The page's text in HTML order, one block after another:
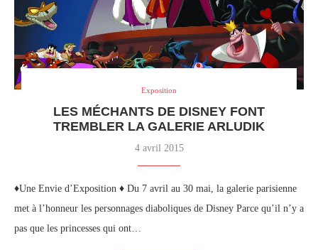
Exposition
LES MÉCHANTS DE DISNEY FONT
TREMBLER LA GALERIE ARLUDIK
4 avril 2015
♦Une Envie d’Exposition ♦ Du 7 avril au 30 mai, la galerie parisienne
met à l’honneur les personnages diaboliques de Disney Parce qu’il n’y a
pas que les princesses qui ont…